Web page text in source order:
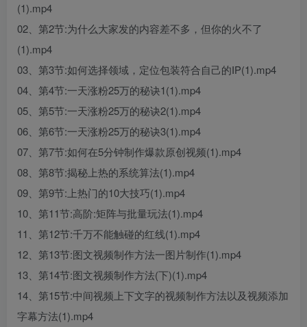
(1).mp4
02、第2节:为什么大家发的内容差不多，但你的火不了
(1).mp4
03、第3节:如何选择领域，定位包装符合自己的IP(1).mp4
04、第4节:一天涨粉25万的秘诀1(1).mp4
05、第5节:一天涨粉25万的秘诀2(1).mp4
06、第6节:一天涨粉25万的秘诀3(1).mp4
07、第7节:如何在5分钟制作爆款原创视频(1).mp4
08、第8节:揭秘上热的系统算法(1).mp4
09、第9节:上热门的10大技巧(1).mp4
10、第11节:高阶:矩阵与批量玩法(1).mp4
11、第12节:千万不能触碰的红线(1).mp4
12、第13节:图文视频制作方法一图片制作(1).mp4
13、第14节:图文视频制作方法(下)(1).mp4
14、第15节:中间视频上下文字的视频制作方法以及视频添加
字幕方法(1).mp4